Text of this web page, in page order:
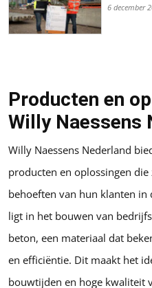
6 december
Producten en
Willy Naessens
Willy Naessens Nederland
producten en oplossingen
behoeften van hun klanten
ligt in het bouwen van
beton, een materiaal dat
en efficiëntie. Dit maakt het
bouwtijden en hoge kwaliteit